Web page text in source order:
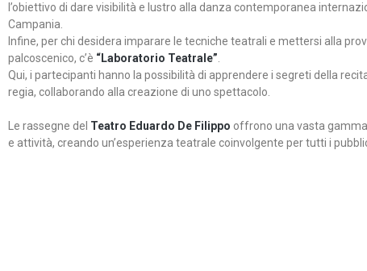
l’obiettivo di dare visibilità e lustro alla danza contemporanea
Campania.
Infine, per chi desidera imparare le tecniche teatrali e mettersi alla
palcoscenico, c’è “Laboratorio Teatrale”
Qui, i partecipanti hanno la possibilità di apprendere i segreti della
regia, collaborando alla creazione di uno spettacolo.
Le rassegne del Teatro Eduardo De Filippo offrono una vasta
e attività, creando un’esperienza teatrale coinvolgente per tutti i